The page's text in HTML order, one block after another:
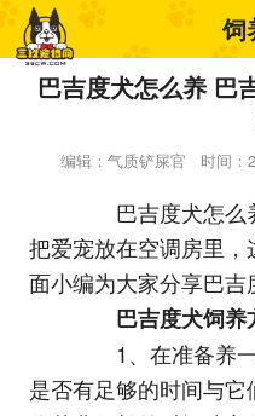
饲
巴吉度犬怎么养 巴
编辑：气质铲屎官 时间：
巴吉度犬怎么
把爱宠放在空调房里
面小编为大家分享巴吉
巴吉度犬饲养
1、在准备养一
是否有足够的时间与